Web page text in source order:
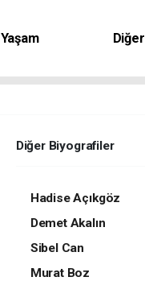
Yaşam
Diğer
Diğer Biyografiler
Hadise Açıkgöz
Demet Akalın
Sibel Can
Murat Boz